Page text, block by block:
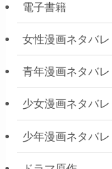
カテゴリー
電子書籍
女性漫画ネタバレ
青年漫画ネタバレ
少女漫画ネタバレ